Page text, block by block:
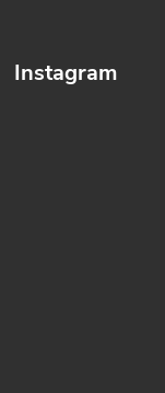
Instagram